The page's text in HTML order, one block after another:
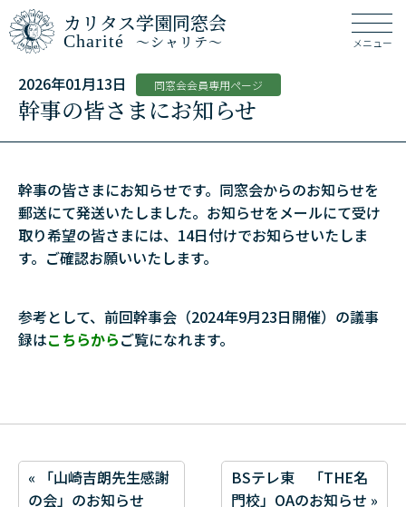
カリタス学園同窓会
Charité ～シャリテ～ メニュー
2026年01月13日 同窓会会員専用ページ
幹事の皆さまにお知らせ
幹事の皆さまにお知らせです。同窓会からのお知らせを
郵送にて発送いたしました。お知らせをメールにて受け
取り希望の皆さまには、14日付けでお知らせいたしま
す。ご確認お願いいたします。
参考として、前回幹事会（2024年9月23日開催）の議事
録はこちらからご覧になれます。
« 「山崎吉朗先生感謝
の会」のお知らせ
BSテレ東 「THE名
門校」OAのお知らせ »